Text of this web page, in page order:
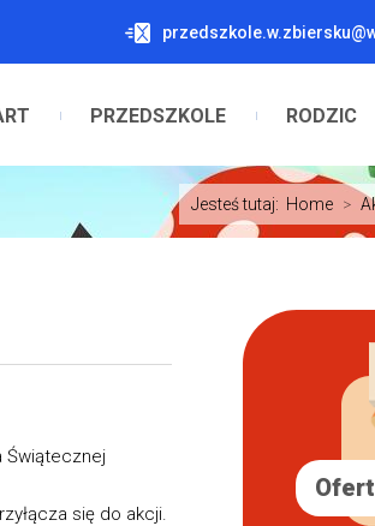
PRZEDSZKOLE RODZIC
Jesteś tutaj: Home >
Świątecznej
się do akcji.